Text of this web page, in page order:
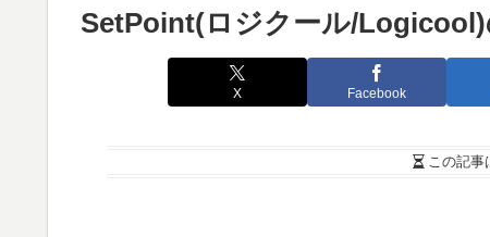
SetPoint(ロジクール/
X Facebook
この記事